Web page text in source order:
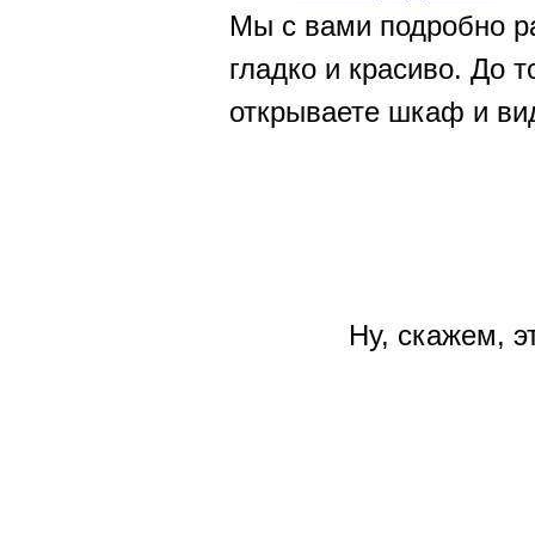
Мы с вами подробно
гладко и красиво. До
открываете шкаф и
Ну, скажем,